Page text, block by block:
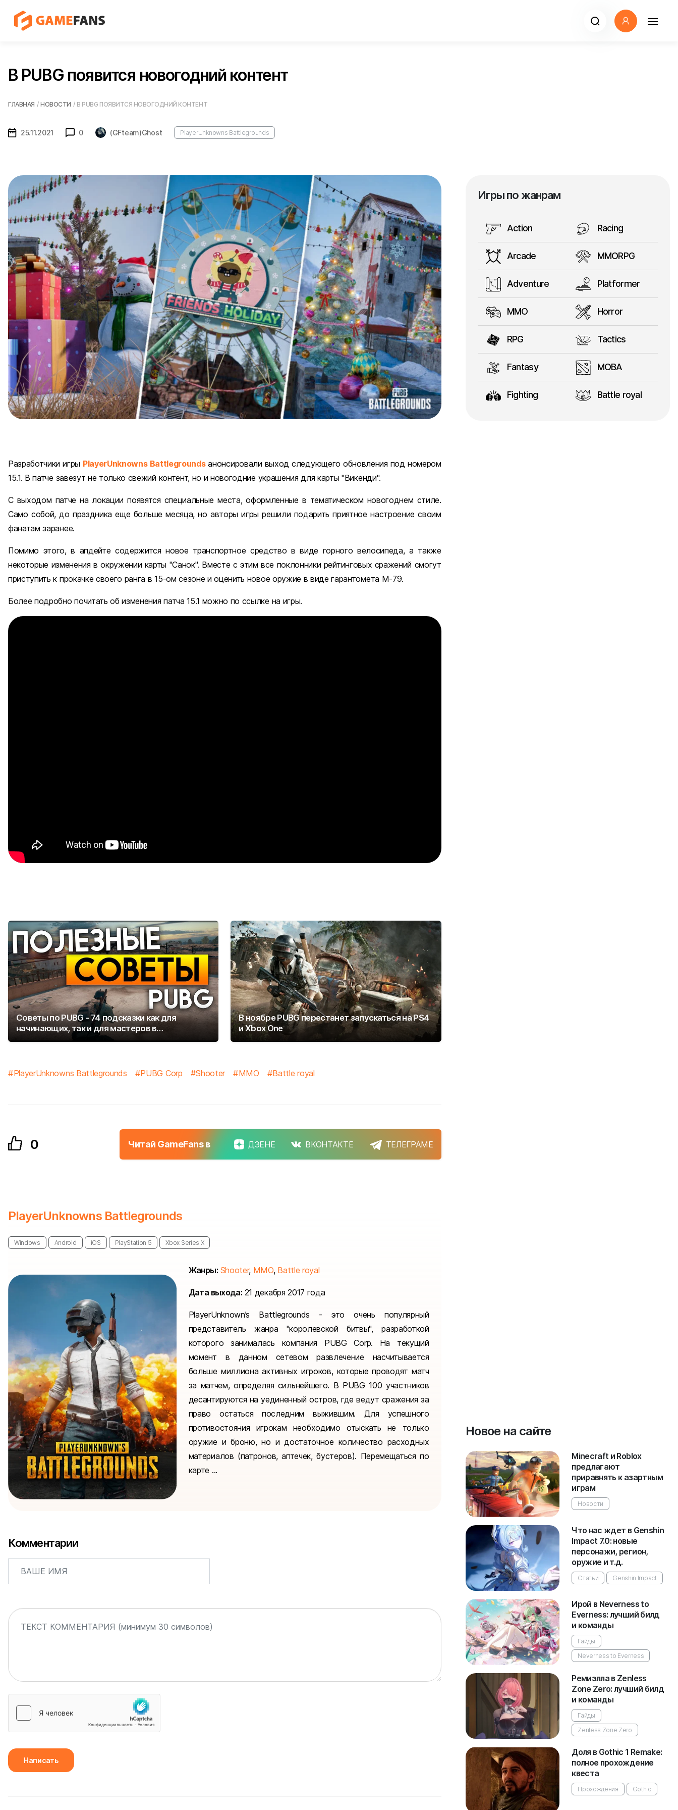
В PUBG появится новогодний контент
ГЛАВНАЯ / НОВОСТИ / В PUBG ПОЯВИТСЯ НОВОГОДНИЙ КОНТЕНТ
25.11.2021 0 (GFteam)Ghost PlayerUnknowns Battlegrounds
Разработчики игры PlayerUnknowns Battlegroundsанонсировали выход следующего обновления под номером
15.1. В патче завезут не только свежий контент, но и новогодние украшения для карты "Викенди".
С выходом патче на локации появятся специальные места, оформленные в тематическом новогоднем стиле.
Само собой, до праздника еще больше месяца, но авторы игры решили подарить приятное настроение своим
фанатам заранее.
Помимо этого, в апдейте содержится новое транспортное средство в виде горного велосипеда, а также
некоторые изменения в окружении карты "Санок". Вместе с этим все поклонники рейтинговых сражений смогут
приступить к прокачке своего ранга в 15-ом сезоне и оценить новое оружие в виде гарантомета М-79.
Более подробно почитать об изменения патча 15.1 можно по ссылке на игры.
Советы по PUBG - 74 подсказки как для
начинающих, так и для мастеров в
PlayerUnknown's Battlegrounds
В ноябре PUBG перестанет запускаться на PS4
и Xbox One
PlayerUnknowns Battlegrounds PUBG Corp Shooter MMO Battle royal
0 Читай GameFans в ДЗЕНЕ ВКОНТАКТЕ ТЕЛЕГРАМЕ
PlayerUnknowns Battlegrounds
Windows Android iOS PlayStation 5 Xbox Series X
Жанры: Shooter, MMO, Battle royal
Дата выхода: 21 декабря 2017 года
PlayerUnknown’s Battlegrounds - это очень популярный
представитель жанра "королевской битвы", разработкой
которого занималась компания PUBG Corp. На текущий
момент в данном сетевом развлечение насчитывается
больше миллиона активных игроков, которые проводят матч
за матчем, определяя сильнейшего. В PUBG 100 участников
десантируются на уединенный остров, где ведут сражения за
право остаться последним выжившим. Для успешного
противостояния игрокам необходимо отыскать не только
оружие и броню, но и достаточное количество расходных
материалов (патронов, аптечек, бустеров). Перемещаться по
карте ...
Комментарии
Написать
Игры по жанрам
Action
Arcade
Adventure
MMO
RPG
Fantasy
Fighting
Racing
MMORPG
Platformer
Horror
Tactics
MOBA
Battle royal
Новое на сайте
Minecraft и Roblox
предлагают
приравнять к азартным
играм
Новости
Что нас ждет в Genshin
Impact 7.0: новые
персонажи, регион,
оружие и т.д.
Статьи Genshin Impact
Ирой в Neverness to
Everness: лучший билд
и команды
Гайды
Neverness to Everness
Ремиэлла в Zenless
Zone Zero: лучший билд
и команды
Гайды
Zenless Zone Zero
Доля в Gothic 1 Remake:
полное прохождение
квеста
Прохождения Gothic